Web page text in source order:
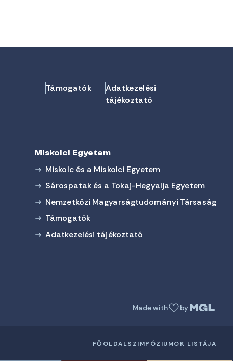
Támogatók
Adatkezelési
tájékoztató
Miskolci Egyetem
Miskolc és a Miskolci Egyetem
Sárospatak és a Tokaj-Hegyalja Egyetem
Nemzetközi Magyarságtudományi Társaság
Támogatók
Adatkezelési tájékoztató
Made with by
FŐOLDALSZIMPÓZIUMOK LISTÁJA